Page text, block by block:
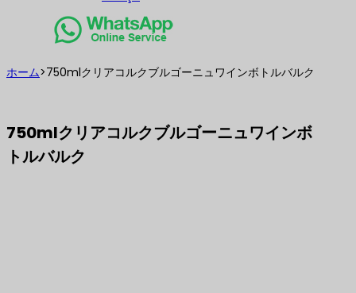
ホーム>750mlクリアコルクブルゴーニュワインボトルバルク
750mlクリアコルクブルゴーニュワインボ
トルバルク